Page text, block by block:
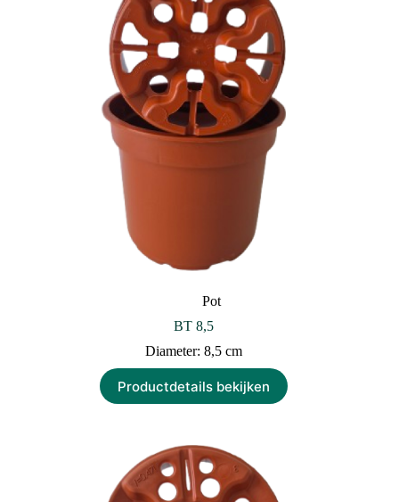
Pot
BT 8,5
Diameter: 8,5 cm
Productdetails bekijken